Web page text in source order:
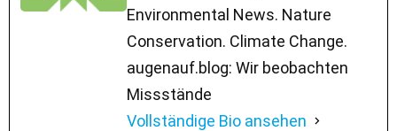
Environmental News. Nature
Conservation. Climate Change.
augenauf.blog: Wir beobachten
Missstände
Vollständige Bio ansehen